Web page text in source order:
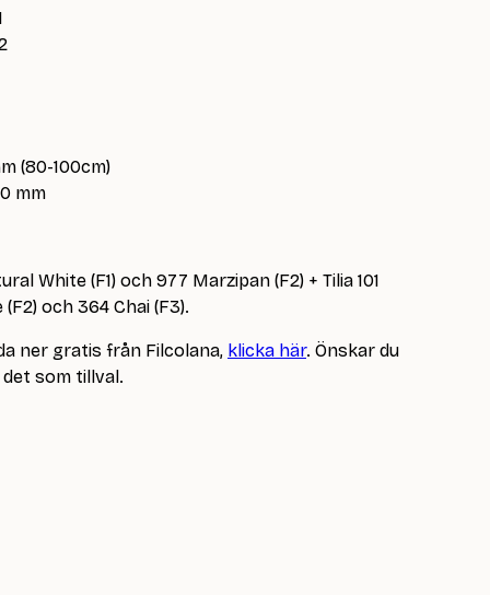
(80-100cm)
mm
White (F1) och 977 Marzipan (F2) + Tilia 101
och 364 Chai (F3).
ner gratis från Filcolana, klicka här. Önskar du
som tillval.